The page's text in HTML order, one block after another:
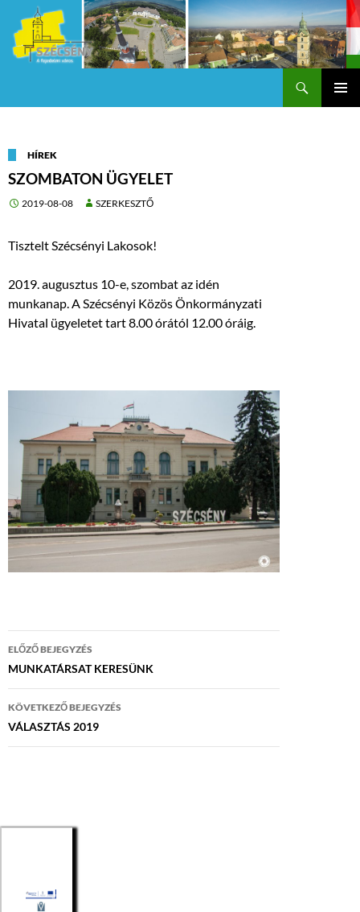
HÍREK
SZOMBATON ÜGYELET
2019-08-08 SZERKESZTŐ
Tisztelt Szécsényi Lakosok!
2019. augusztus 10-e, szombat az idén
munkanap. A Szécsényi Közös Önkormányzati
Hivatal ügyeletet tart 8.00 órától 12.00 óráig.
Bejegyzés
navigáció
ELŐZŐ BEJEGYZÉS
MUNKATÁRSAT KERESÜNK
KÖVETKEZŐ BEJEGYZÉS
VÁLASZTÁS 2019